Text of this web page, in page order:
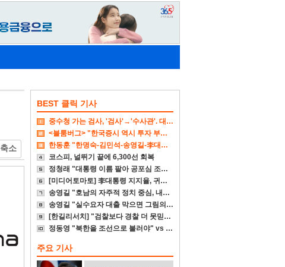
축소
BEST 클릭 기사
중수청 가는 검사, '검사'→'수사관'. 대다수 기피
<블룸버그> "한국증시 역시 투자 부적합 국가"
한동훈 "한명숙-김민석-송영길-李대통령 뭐가 억울하냐"
코스피, 널뛰기 끝에 6,300선 회복
정청래 "대통령 이름 팔아 공포심 조성 대단히 비겁"
[미디어토마토] 李대통령 지지율, 귀국후 4%p↓
송영길 "호남의 자주적 정치 중심, 내가 다시 세우겠다"
송영길 "실수요자 대출 막으면 그림의 떡일 뿐"
[한길리서치] "검찰보다 경찰 더 못믿겠다"
정동영 "북한을 조선으로 불러야" vs 李대통령 "고민 더 하라"
주요 기사